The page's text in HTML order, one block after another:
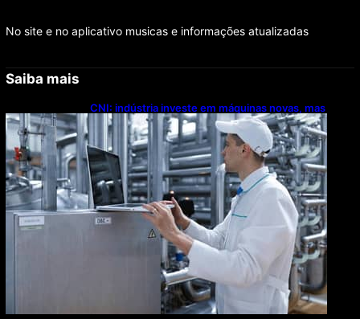
No site e no aplicativo musicas e informações atualizadas
Saiba mais
CNI: indústria investe em máquinas novas, mas
modernização tecnológica avança lentamente